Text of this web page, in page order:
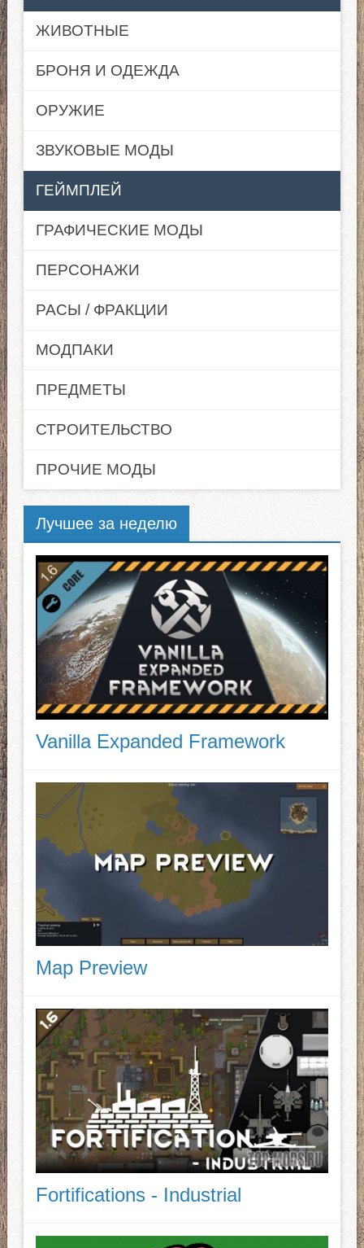
ЖИВОТНЫЕ
БРОНЯ И ОДЕЖДА
ОРУЖИЕ
ЗВУКОВЫЕ МОДЫ
ГЕЙМПЛЕЙ
ГРАФИЧЕСКИЕ МОДЫ
ПЕРСОНАЖИ
РАСЫ / ФРАКЦИИ
МОДПАКИ
ПРЕДМЕТЫ
СТРОИТЕЛЬСТВО
ПРОЧИЕ МОДЫ
Лучшее за неделю
Vanilla Expanded Framework
Map Preview
Fortifications - Industrial